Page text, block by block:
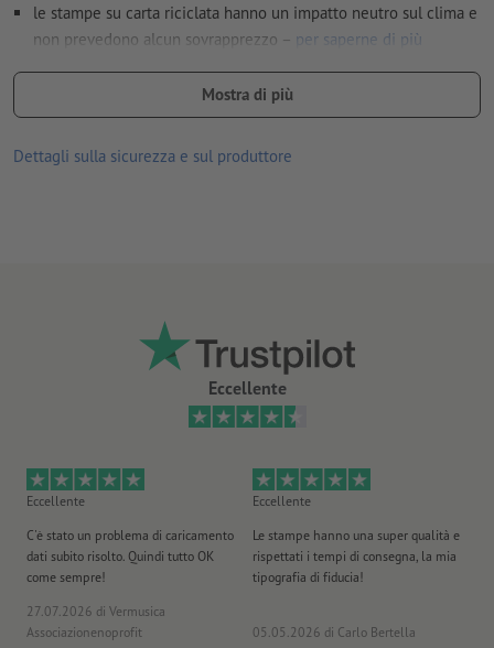
le stampe su carta riciclata hanno un impatto neutro sul clima e
non prevedono alcun sovrapprezzo – per saperne di più
più alta è la grammatura, maggiori sono la resistenza e l’opacità
finitura
Mostra di più
Dettagli sulla sicurezza e sul produttore
Eccellente
Eccellente
C'è stato un problema di caricamento
dati subito risolto. Quindi tutto OK
come sempre!
27.07.2026 di Vermusica
Associazionenoprofit
Eccellente
Le stampe hanno una super qualità e
rispettati i tempi di consegna, la mia
tipografia di fiducia!
05.05.2026 di Carlo Bertella